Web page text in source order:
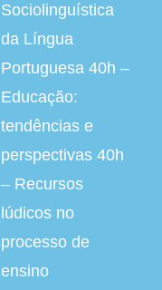
Sociolinguística
da Língua
Portuguesa 40h –
Educação:
tendências e
perspectivas 40h
– Recursos
lúdicos no
processo de
ensino